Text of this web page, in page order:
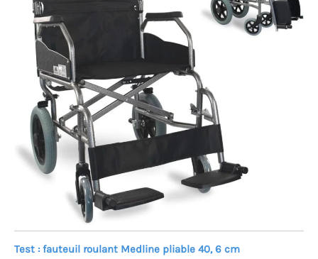
Test : fauteuil roulant Medline pliable 40, 6 cm